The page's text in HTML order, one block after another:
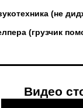
(не
(грузчик
Видео